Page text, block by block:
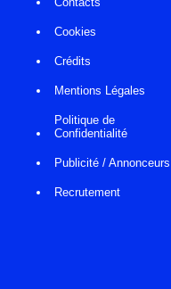
Cookies
Crédits
Mentions Légales
Politique de
Confidentialité
Publicité / Annonceurs
Recrutement